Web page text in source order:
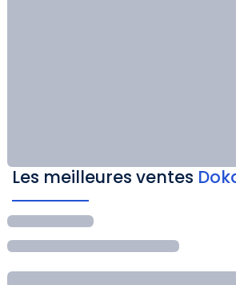
Les meilleures ventes